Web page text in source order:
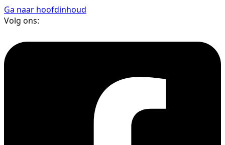
Ga naar hoofdinhoud
Volg ons: